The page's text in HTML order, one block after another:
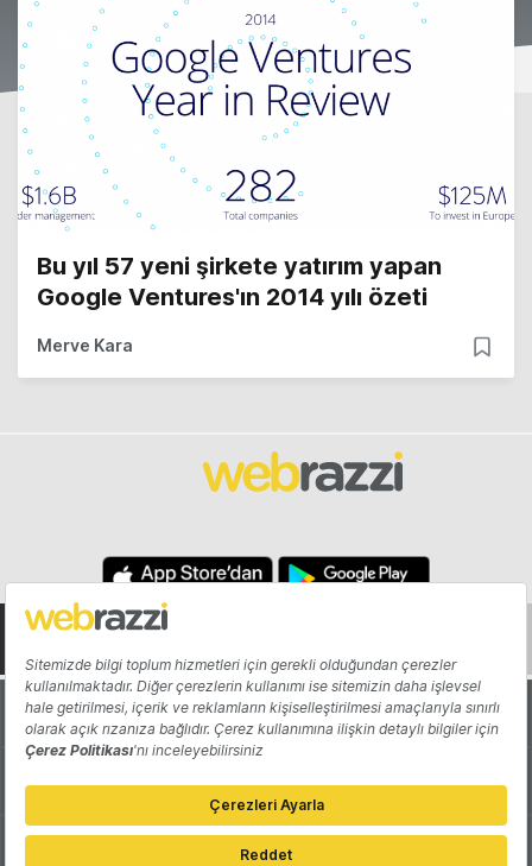
Bu yıl 57 yeni şirkete yatırım yapan
Google Ventures'ın 2014 yılı özeti
Merve Kara
Hakkında Yazarlar
Katkıda Bulun Reklam